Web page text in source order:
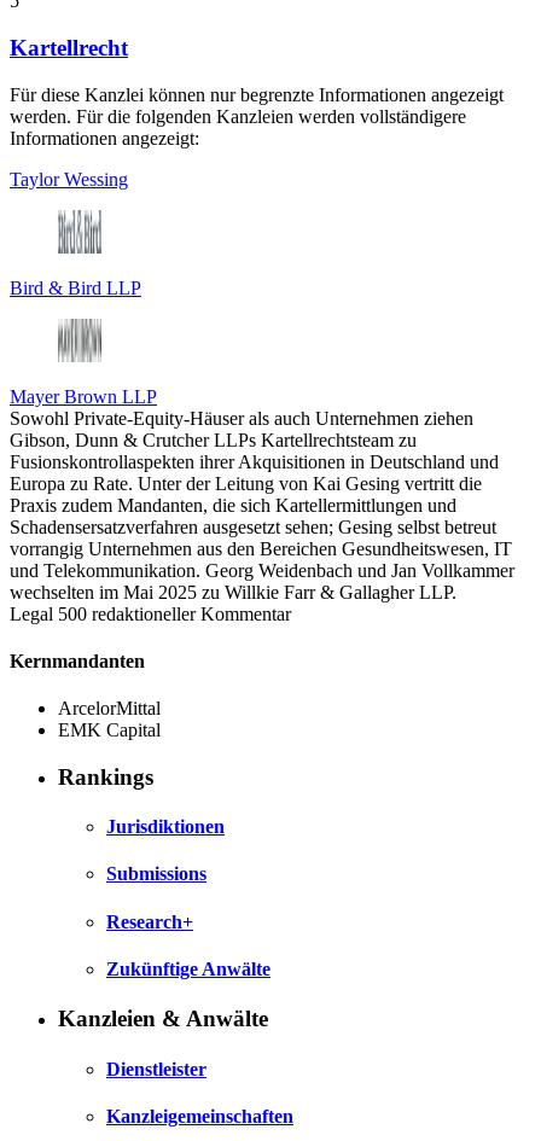
Kartellrecht
Für diese Kanzlei können nur begrenzte Informationen angezeigt
werden. Für die folgenden Kanzleien werden vollständigere
Informationen angezeigt:
Taylor Wessing
Bird & Bird LLP
Mayer Brown LLP
Sowohl Private-Equity-Häuser als auch Unternehmen ziehen
Gibson, Dunn & Crutcher LLPs Kartellrechtsteam zu
Fusionskontrollaspekten ihrer Akquisitionen in Deutschland und
Europa zu Rate. Unter der Leitung von Kai Gesing vertritt die
Praxis zudem Mandanten, die sich Kartellermittlungen und
Schadensersatzverfahren ausgesetzt sehen; Gesing selbst betreut
vorrangig Unternehmen aus den Bereichen Gesundheitswesen, IT
und Telekommunikation. Georg Weidenbach und Jan Vollkammer
wechselten im Mai 2025 zu Willkie Farr & Gallagher LLP.
Legal 500 redaktioneller Kommentar
Kernmandanten
ArcelorMittal
EMK Capital
Rankings
Jurisdiktionen
Submissions
Research+
Zukünftige Anwälte
Kanzleien & Anwälte
Dienstleister
Kanzleigemeinschaften